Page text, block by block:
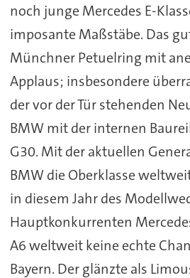
noch junge Mercedes E-
imposante Maßstäbe. Das
Münchner Petuelring mit
Applaus; insbesondere
der vor der Tür stehenden
BMW mit der internen
G30. Mit der aktuellen
BMW die Oberklasse
in diesem Jahr des
Hauptkonkurrenten
A6 weltweit keine echte
Bayern. Der glänzte als